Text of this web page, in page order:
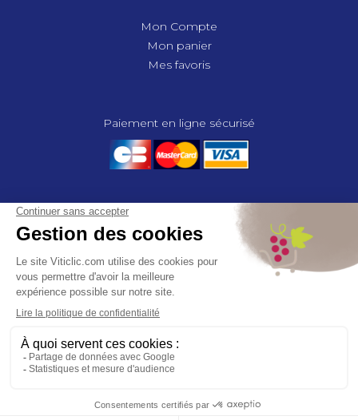
Mon Compte
Mon panier
Mes favoris
Paiement en ligne sécurisé
© 2025 - GROUPE COMPAS, TOUS DROITS RÉSERVÉS.
MENTIONS LÉGALES
CGV
POLITIQUE DE CONFIDENTIALITÉ
COMPAS, à travers ses métiers de négociant et distributeur répond aux
horticulteurs, dans le domaine des espaces verts, des collectivités et des
particuliers. Le service développement de COMPAS travaille en
partenariat étroit avec le monde agricole et viticole pour mettre au point,
tester et proposer à ses clients les solutions les mieux adaptées. Agrément